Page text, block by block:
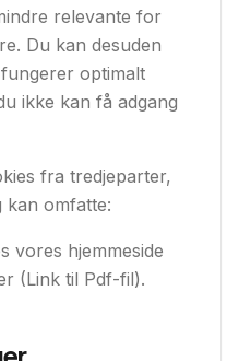
relevante for
Du kan desuden
optimalt
ikke kan få adgang
fra tredjeparter,
kan omfatte:
vores hjemmeside
(Link til Pdf-fil).